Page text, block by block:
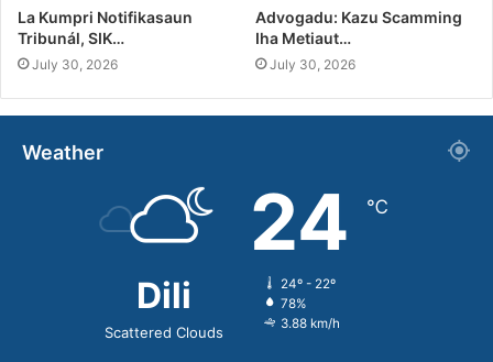
La Kumpri Notifikasaun
Tribunál, SIK…
July 30, 2026
Advogadu: Kazu Scamming
Iha Metiaut…
July 30, 2026
Weather
Dili
Scattered Clouds
24 ℃
24º - 22º
78%
3.88 km/h